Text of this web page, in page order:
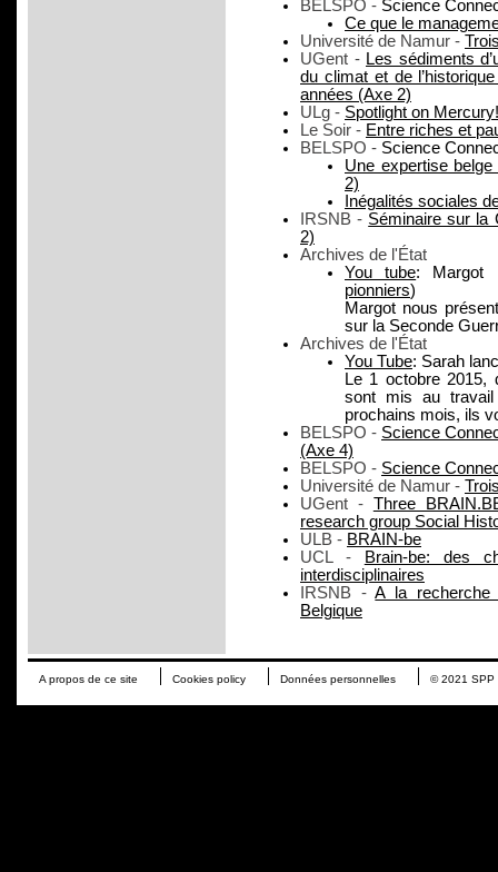
BELSPO - Science
Ce que le
Université de Namur -
UGent - Les sédiments
du climat et de
années (Axe 2)
ULg - Spotlight on
Le Soir - Entre riches et
BELSPO - Science
Une expertise
2)
Inégalités sociales
IRSNB - Séminaire sur la
2)
Archives de l'État
You tube: Margot
pionniers)
Margot nous
sur la Seconde
Archives de l'État
You Tube: Sarah
Le 1 octobre 2015,
sont mis au travail
prochains mois, ils
BELSPO - Science
(Axe 4)
BELSPO - Science
Université de Namur -
UGent - Three
research group Social
ULB - BRAIN-be
UCL -
Brain-be: des
interdisciplinaires
IRSNB -A la
Belgique
A propos de ce site Cookies policy Données personnelles © 2021 SPP